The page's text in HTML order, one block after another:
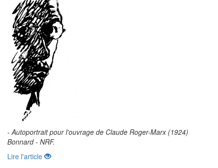
- Autoportrait pour l'ouvrage de Claude Roger-Marx (1924)
Bonnard - NRF.
Lire l'article